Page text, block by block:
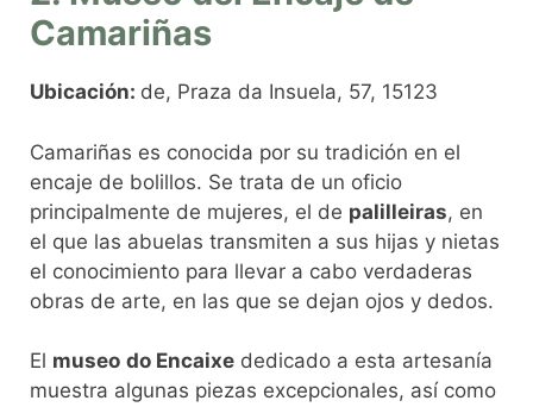
Camariñas
Ubicación: de, Praza da Insuela, 57, 15123
Camariñas es conocida por su tradición en el
encaje de bolillos. Se trata de un oficio
principalmente de mujeres, el de palilleiras, en
el que las abuelas transmiten a sus hijas y nietas
el conocimiento para llevar a cabo verdaderas
obras de arte, en las que se dejan ojos y dedos.
El museo do Encaixe dedicado a esta artesanía
muestra algunas piezas excepcionales, así como